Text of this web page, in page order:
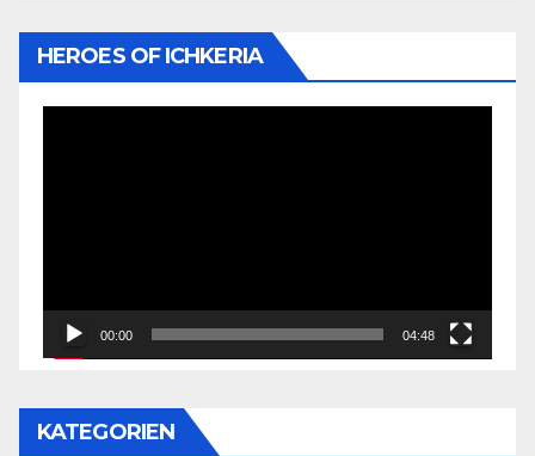
HEROES OF ICHKERIA
00:00 04:48
KATEGORIEN